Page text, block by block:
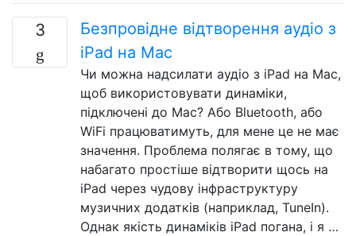
3
Безпровідне відтворення аудіо з
iPad на Mac
Чи можна надсилати аудіо з iPad на Mac,
щоб використовувати динаміки,
підключені до Mac? Або Bluetooth, або
WiFi працюватимуть, для мене це не має
значення. Проблема полягає в тому, що
набагато простіше відтворити щось на
iPad через чудову інфраструктуру
музичних додатків (наприклад, TuneIn).
Однак якість динаміків iPad погана, і я …